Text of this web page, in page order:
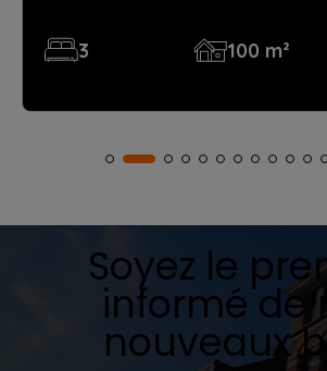
3 100 m²
Soyez le
informé de
nouveaux